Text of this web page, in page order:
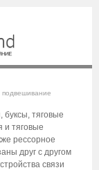
тяговые
и тяговые
рессорное
друг с другом
связи